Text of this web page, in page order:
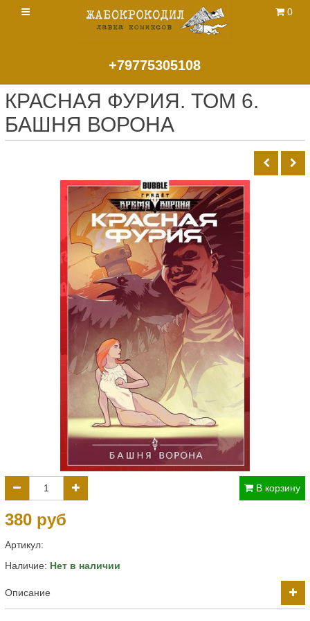
+79775305108
0
КРАСНАЯ ФУРИЯ. ТОМ 6.
БАШНЯ ВОРОНА
В корзину
380 руб
Артикул:
Наличие: Нет в наличии
Описание